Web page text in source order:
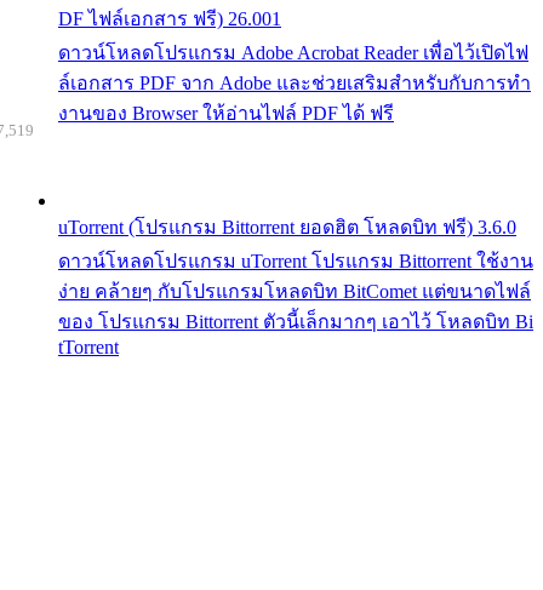
DF ไฟล์เอกสาร ฟรี) 26.001
ดาวน์โหลดโปรแกรม Adobe Acrobat Reader เพื่อไว้เปิดไฟ
ล์เอกสาร PDF จาก Adobe และช่วยเสริมสำหรับกับการทำ
งานของ Browser ให้อ่านไฟล์ PDF ได้ ฟรี
uTorrent (โปรแกรม Bittorrent ยอดฮิต โหลดบิท ฟรี) 3.6.0
ดาวน์โหลดโปรแกรม uTorrent โปรแกรม Bittorrent ใช้งาน
ง่าย คล้ายๆ กับโปรแกรมโหลดบิท BitComet แต่ขนาดไฟล์
ของ โปรแกรม Bittorrent ตัวนี้เล็กมากๆ เอาไว้ โหลดบิท Bi
tTorrent